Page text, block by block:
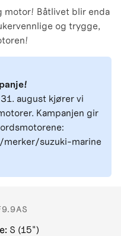
motor! Båtlivet blir enda
og trygge,
august kjører vi
Kampanjen gir
suzuki-marine
: S (15")